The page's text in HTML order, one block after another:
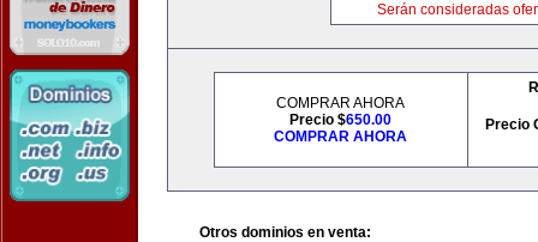
Serán consideradas
COMPRAR AHORA
Precio $650.00
COMPRAR AHORA
Precio
Otros dominios en venta: